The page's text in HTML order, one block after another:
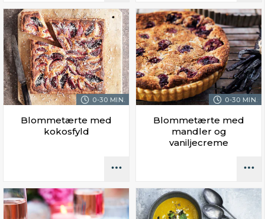
0-30 MIN.
Blommetærte med
kokosfyld
0-30 MIN.
Blommetærte med
mandler og
vaniljecreme